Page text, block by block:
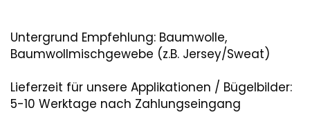
Untergrund Empfehlung: Baumwolle,
Baumwollmischgewebe (z.B. Jersey/Sweat)
Lieferzeit für unsere Applikationen / Bügelbilder:
5-10 Werktage nach Zahlungseingang